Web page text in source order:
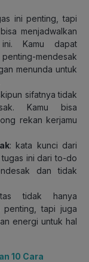
ini penting, tapi
menjadwalkan
Kamu dapat
mendesak
menunda untuk
sifatnya tidak
Kamu bisa
rekan kerjamu
: kata kunci dari
tugas ini dari to-do
dan tidak
tidak hanya
penting, tapi juga
energi untuk hal
10 Cara